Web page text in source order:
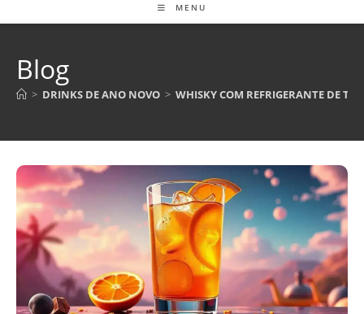
MENU
Blog
> DRINKS DE ANO NOVO > WHISKY COM REFRIGERANTE DE